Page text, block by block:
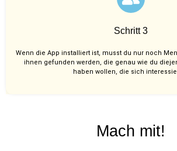
Schritt 3
Wenn die App installiert ist, musst du nur noch
ihnen gefunden werden, die genau wie du
haben wollen, die sich
Mach mit!